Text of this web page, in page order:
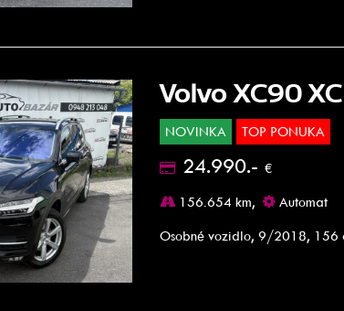
Volvo XC90
NOVINKA TOP PONUKA
24.990.- €
156.654 km,
Automat
Osobné vozidlo, 9/2018, 156